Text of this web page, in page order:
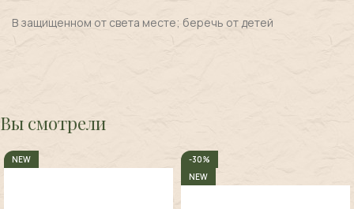
В защищенном от света месте; беречь от детей
Вы смотрели
NEW
-30%
NEW